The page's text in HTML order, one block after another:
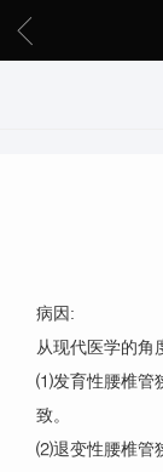
病因:
从现代医学的角
⑴发育性腰椎管
致。
⑵退变性腰椎管